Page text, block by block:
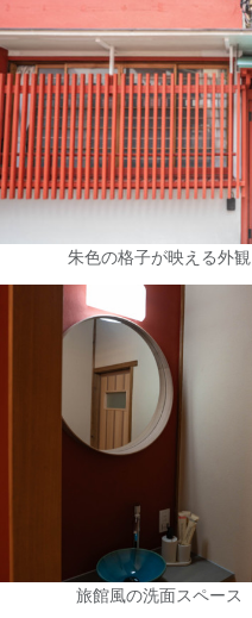
朱色の格子が映える外観
旅館風の洗面スペース